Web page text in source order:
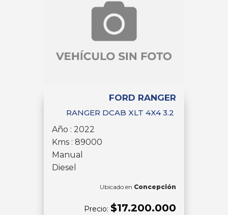
FORD RANGER
RANGER DCAB XLT 4X4 3.2
Año : 2022
Kms : 89000
Manual
Diesel
Ubicado en Concepción
Precio: $17.200.000